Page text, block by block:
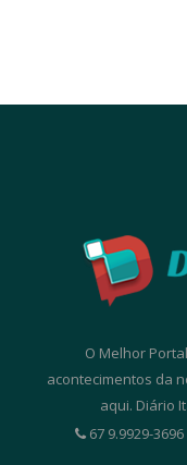
O Melhor
acontecimentos da
aqui. Diário
67 9.9929-3696